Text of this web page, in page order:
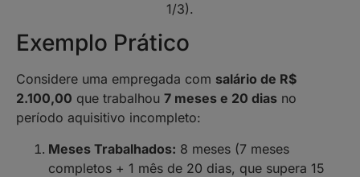
1/3).
Exemplo Prático
Considere uma empregada com salário de R$
2.100,00 que trabalhou 7 meses e 20 dias no
período aquisitivo incompleto:
Meses Trabalhados: 8 meses (7 meses
completos + 1 mês de 20 dias, que supera 15